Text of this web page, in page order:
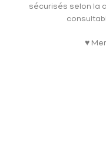
sécurisés selon la
♥